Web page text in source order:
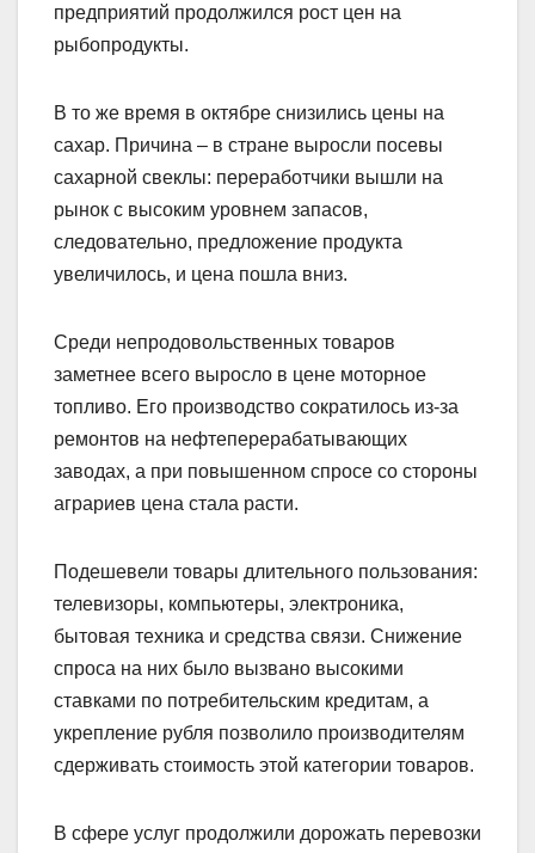
предприятий продолжился рост цен на
рыбопродукты.
В то же время в октябре снизились цены на
сахар. Причина – в стране выросли посевы
сахарной свеклы: переработчики вышли на
рынок с высоким уровнем запасов,
следовательно, предложение продукта
увеличилось, и цена пошла вниз.
Среди непродовольственных товаров
заметнее всего выросло в цене моторное
топливо. Его производство сократилось из-за
ремонтов на нефтеперерабатывающих
заводах, а при повышенном спросе со стороны
аграриев цена стала расти.
Подешевели товары длительного пользования:
телевизоры, компьютеры, электроника,
бытовая техника и средства связи. Снижение
спроса на них было вызвано высокими
ставками по потребительским кредитам, а
укрепление рубля позволило производителям
сдерживать стоимость этой категории товаров.
В сфере услуг продолжили дорожать перевозки